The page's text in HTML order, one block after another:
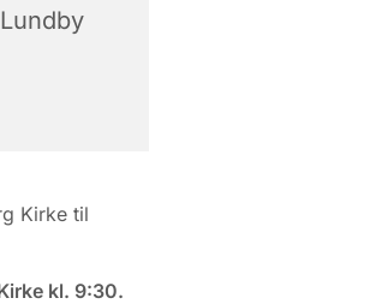
Kirke til
kl. 9:30.